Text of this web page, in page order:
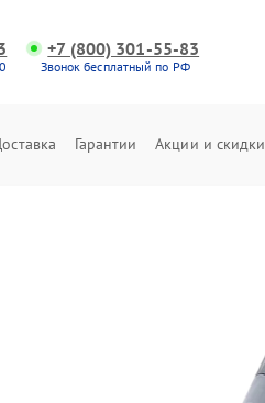
+7 (800) 301-55-83
Звонок бесплатный по РФ
Гарантии Акции и скидки